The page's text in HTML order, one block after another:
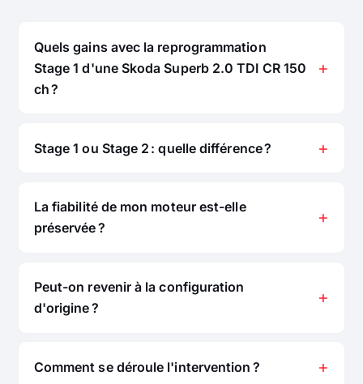
Quels gains avec la reprogrammation
Stage 1 d'une Skoda Superb 2.0 TDI CR 150
ch ?
Stage 1 ou Stage 2 : quelle différence ?
La fiabilité de mon moteur est-elle
préservée ?
Peut-on revenir à la configuration
d'origine ?
Comment se déroule l'intervention ?